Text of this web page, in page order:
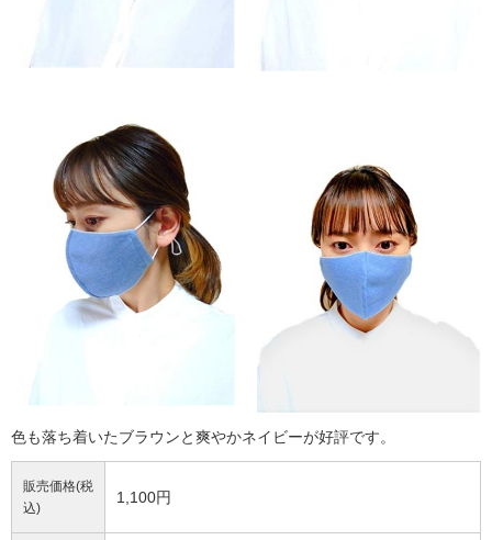
色も落ち着いたブラウンと爽やかネイビーが好評です。
販売価格(税
込)
1,100円